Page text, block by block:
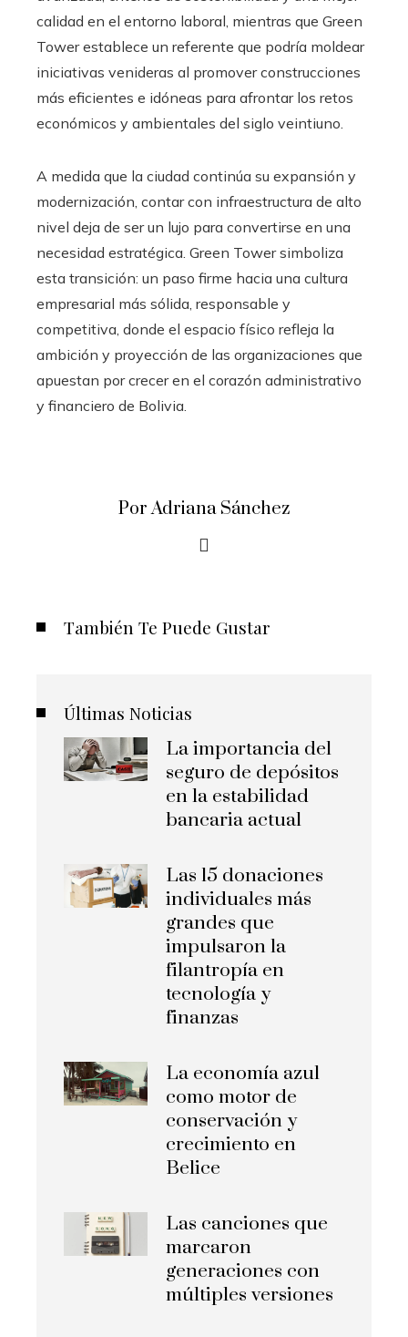
calidad en el entorno laboral, mientras que Green
Tower establece un referente que podría moldear
iniciativas venideras al promover construcciones
más eficientes e idóneas para afrontar los retos
económicos y ambientales del siglo veintiuno.
A medida que la ciudad continúa su expansión y
modernización, contar con infraestructura de alto
nivel deja de ser un lujo para convertirse en una
necesidad estratégica. Green Tower simboliza
esta transición: un paso firme hacia una cultura
empresarial más sólida, responsable y
competitiva, donde el espacio físico refleja la
ambición y proyección de las organizaciones que
apuestan por crecer en el corazón administrativo
y financiero de Bolivia.
Por Adriana Sánchez
También Te Puede Gustar
Últimas Noticias
La importancia del
seguro de depósitos
en la estabilidad
bancaria actual
Las 15 donaciones
individuales más
grandes que
impulsaron la
filantropía en
tecnología y
finanzas
La economía azul
como motor de
conservación y
crecimiento en
Belice
Las canciones que
marcaron
generaciones con
múltiples versiones